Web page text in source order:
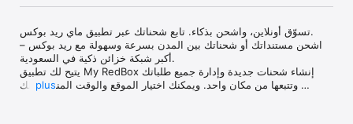
تسوّق أونلاين، واشحن بذكاء. تابع شحناتك عبر تطبيق ماي ريد بوكس.
اشحن مستنداتك أو شحناتك بين المدن بسرعة وسهولة مع ريد بوكس –
أكبر شبكة خزائن ذكية في السعودية.
يتيح لك تطبيق My RedBox إنشاء شحنات جديدة وإدارة جميع طلباتك
وتتبعها من مكان واحد. ويمكنك اختيار الموقع والوقت المناسب لك
plus